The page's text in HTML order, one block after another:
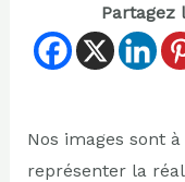
Partagez
Nos images sont
représenter la